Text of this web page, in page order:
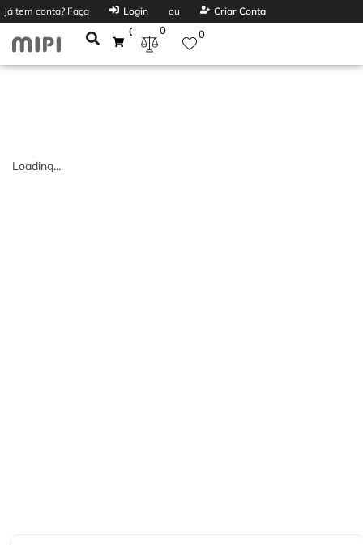
Já tem conta? Faça Login ou Criar Conta
0 0 0
Loading...